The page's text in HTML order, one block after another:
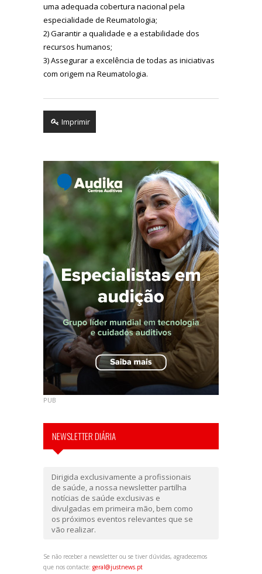
uma adequada cobertura nacional pela
especialidade de Reumatologia;
2) Garantir a qualidade e a estabilidade dos
recursos humanos;
3) Assegurar a excelência de todas as iniciativas
com origem na Reumatologia.
Imprimir
PUB
NEWSLETTER DIÁRIA
Dirigida exclusivamente a profissionais
de saúde, a nossa newsletter partilha
notícias de saúde exclusivas e
divulgadas em primeira mão, bem como
os próximos eventos relevantes que se
vão realizar.
Se não receber a newsletter ou se tiver dúvidas, agradecemos
que nos contacte: geral@justnews.pt